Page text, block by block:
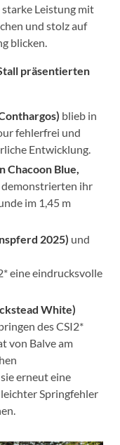
Leistung mit
und stolz auf
blicken.
präsentierten
blieb in
fehlerfrei und
Entwicklung.
Chacoon Blue,
demonstrierten ihr
im 1,45 m
2025) und
eine eindrucksvolle
White)
des CSI2*
von Balve am
erneut eine
Springfehler